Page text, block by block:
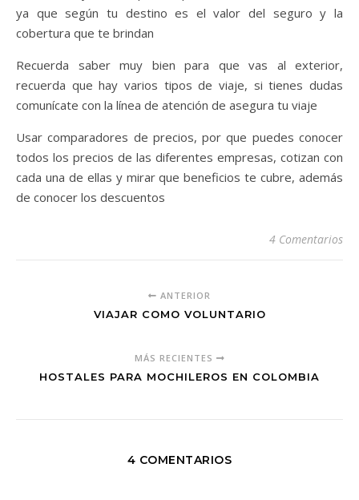
ya que según tu destino es el valor del seguro y la
cobertura que te brindan
Recuerda saber muy bien para que vas al exterior,
recuerda que hay varios tipos de viaje, si tienes dudas
comunícate con la línea de atención de asegura tu viaje
Usar comparadores de precios, por que puedes conocer
todos los precios de las diferentes empresas, cotizan con
cada una de ellas y mirar que beneficios te cubre, además
de conocer los descuentos
4 Comentarios
ANTERIOR
VIAJAR COMO VOLUNTARIO
MÁS RECIENTES
HOSTALES PARA MOCHILEROS EN COLOMBIA
4 COMENTARIOS